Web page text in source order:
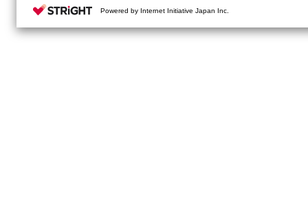
Powered by Internet Initiative Japan Inc.